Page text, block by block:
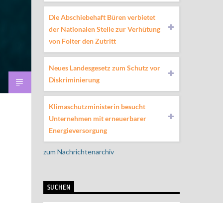
Die Abschiebehaft Büren verbietet
der Nationalen Stelle zur Verhütung
von Folter den Zutritt
Neues Landesgesetz zum Schutz vor
Diskriminierung
Klimaschutzministerin besucht
Unternehmen mit erneuerbarer
Energieversorgung
zum Nachrichtenarchiv
SUCHEN